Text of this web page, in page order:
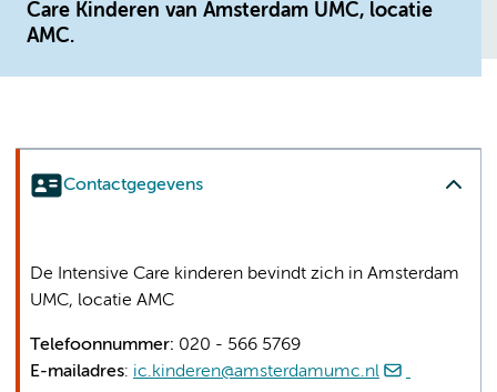
Care Kinderen van Amsterdam UMC, locatie
AMC.
Contactgegevens
De Intensive Care kinderen bevindt zich in Amsterdam
UMC, locatie AMC
Telefoonnummer: 020 - 566 5769
E-mailadres: ic.kinderen@amsterdamumc.nl